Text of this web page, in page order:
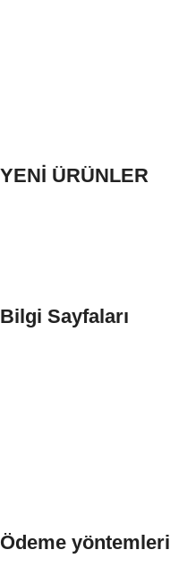
YENİ ÜRÜNLER
Bilgi Sayfaları
Ödeme yöntemleri